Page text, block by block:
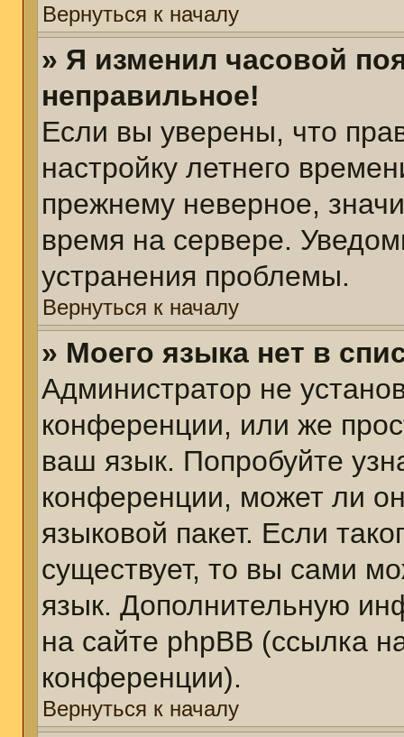
Вернуться к началу
» Я изменил часовой
неправильное!
Если вы уверены, что
настройку летнего
прежнему неверное,
время на сервере.
устранения проблемы.
Вернуться к началу
» Моего языка нет в
Администратор не
конференции, или же
ваш язык. Попробуйте
конференции, может ли
языковой пакет. Если
существует, то вы сами
язык. Дополнительную
на сайте phpBB (ссылка
конференции).
Вернуться к началу